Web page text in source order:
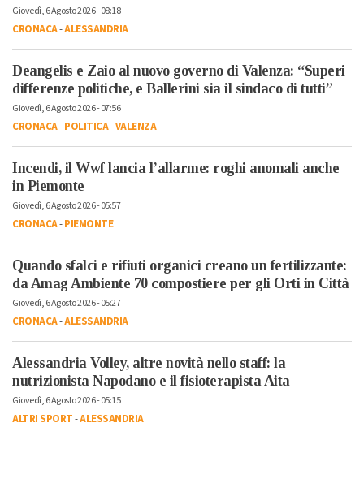
Giovedì, 6 Agosto 2026 - 08:18
CRONACA-ALESSANDRIA
Deangelis e Zaio al nuovo governo di Valenza: “Superi
differenze politiche, e Ballerini sia il sindaco di tutti”
Giovedì, 6 Agosto 2026 - 07:56
CRONACA-POLITICA-VALENZA
Incendi, il Wwf lancia l’allarme: roghi anomali anche
in Piemonte
Giovedì, 6 Agosto 2026 - 05:57
CRONACA-PIEMONTE
Quando sfalci e rifiuti organici creano un fertilizzante:
da Amag Ambiente 70 compostiere per gli Orti in Città
Giovedì, 6 Agosto 2026 - 05:27
CRONACA-ALESSANDRIA
Alessandria Volley, altre novità nello staff: la
nutrizionista Napodano e il fisioterapista Aita
Giovedì, 6 Agosto 2026 - 05:15
ALTRI SPORT-ALESSANDRIA